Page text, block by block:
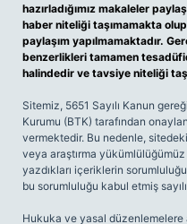
hazırladığımız makaleler
haber niteliği taşımamakta
paylaşım yapılmamaktadır.
benzerlikleri tamamen
halindedir ve tavsiye niteliği
Sitemiz, 5651 Sayılı Kanun
Kurumu (BTK) tarafından
vermektedir. Bu nedenle,
veya araştırma
yazdıkları içeriklerin
bu sorumluluğu kabul etmiş
Hukuka ve yasal düzenlemelere